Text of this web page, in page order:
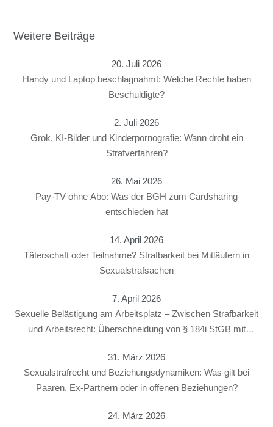
Weitere Beiträge
20. Juli 2026
Handy und Laptop beschlagnahmt: Welche Rechte haben
Beschuldigte?
2. Juli 2026
Grok, KI-Bilder und Kinderpornografie: Wann droht ein
Strafverfahren?
26. Mai 2026
Pay-TV ohne Abo: Was der BGH zum Cardsharing
entschieden hat
14. April 2026
Täterschaft oder Teilnahme? Strafbarkeit bei Mitläufern in
Sexualstrafsachen
7. April 2026
Sexuelle Belästigung am Arbeitsplatz – Zwischen Strafbarkeit
und Arbeitsrecht: Überschneidung von § 184i StGB mit
31. März 2026
Sexualstrafrecht und Beziehungsdynamiken: Was gilt bei
Paaren, Ex-Partnern oder in offenen Beziehungen?
24. März 2026